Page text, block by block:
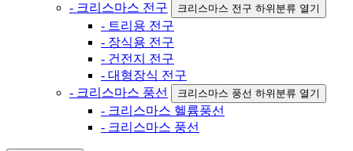
- 크리스마스 전구
크리스마스 전구 하위분류 열기
- 트리용 전구
- 장식용 전구
- 건전지 전구
- 대형장식 전구
- 크리스마스 풍선
크리스마스 풍선 하위분류 열기
- 크리스마스 헬륨풍선
- 크리스마스 풍선